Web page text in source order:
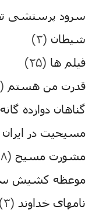
سرود پرستشی
شیطان (۳)
فیلم ها (۲۵)
قدرت من هستم (۶)
گناهان دوازده گانه
مسیحیت در ایران
مشورت مسیح (۸)
موعظه کشیش
نامهای خداوند (۳)